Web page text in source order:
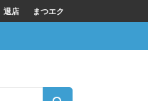
退店 まつエク